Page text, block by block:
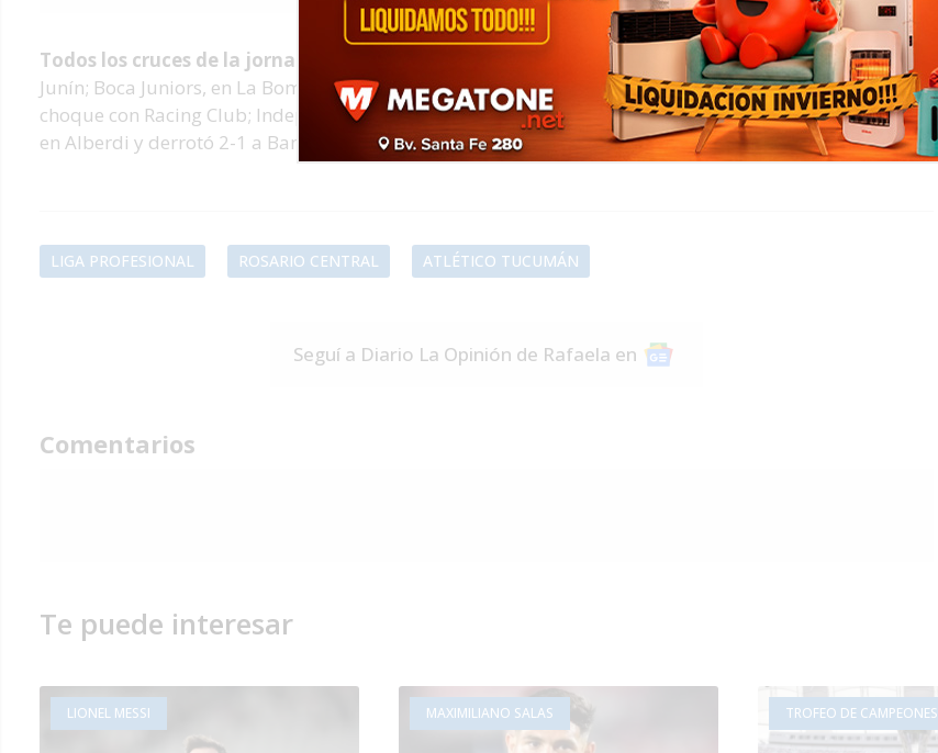
Todos los cruces de la jornada sabatina
: San Martín SJ sufrió de local y cayó 1-0 con Sarmiento de
Junín; Boca Juniors, en La Bombonera, consiguió empatar sobre el cierre (1-1) y se llevó un punto del
choque con Racing Club; Independiente igualó sin goles con River en Avellaneda; Belgrano pisó fuerte
en Alberdi y derrotó 2-1 a Banfield.
LIGA PROFESIONAL ROSARIO CENTRAL ATLÉTICO TUCUMÁN
Seguí a Diario La Opinión de Rafaela en
Comentarios
Te puede interesar
LIONEL MESSI MAXIMILIANO SALAS TROFEO DE CAMPEONES